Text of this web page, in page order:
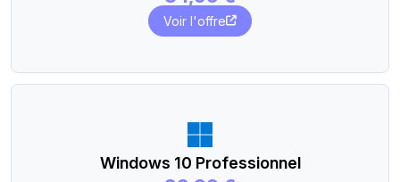
Voir l'offre
Windows 10 Professionnel